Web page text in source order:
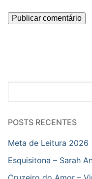
POSTS RECENTES
Meta de Leitura 2026
Esquisitona – Sarah